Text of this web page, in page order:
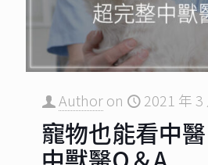
Authoron 2021 年 3
寵物也能看中